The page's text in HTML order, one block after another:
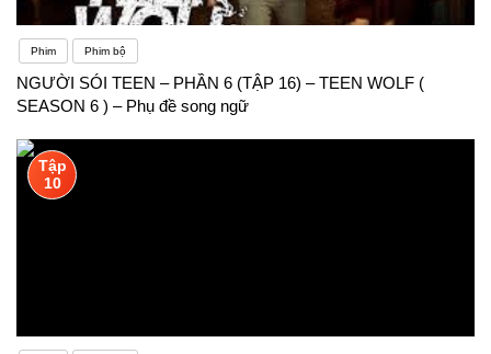
Phim Phim bộ
NGƯỜI SÓI TEEN – PHẦN 6 (TẬP 16) – TEEN WOLF (
SEASON 6 ) – Phụ đề song ngữ
Tập
10